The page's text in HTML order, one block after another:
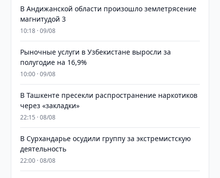
В Андижанской области произошло землетрясение
магнитудой 3
10:18 · 09/08
Рыночные услуги в Узбекистане выросли за
полугодие на 16,9%
10:00 · 09/08
В Ташкенте пресекли распространение наркотиков
через «закладки»
22:15 · 08/08
В Сурхандарье осудили группу за экстремистскую
деятельность
22:00 · 08/08